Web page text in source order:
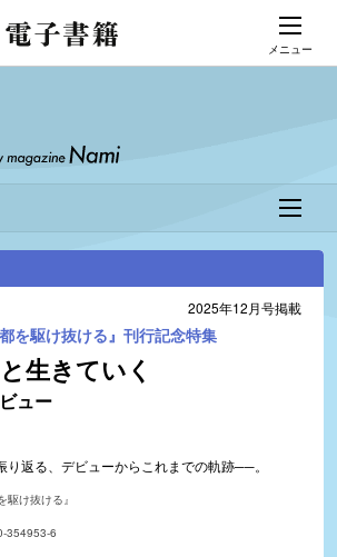
メニュー
2025年12月号掲載
を駆け抜ける』刊行記念特集
生きていく
ュー
り返る、デビューからこれまでの軌跡──。
け抜ける』
354953-6